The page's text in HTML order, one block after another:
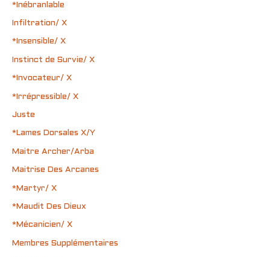
*Inébranlable
Infiltration/ X
*Insensible/ X
Instinct de Survie/ X
*Invocateur/ X
*Irrépressible/ X
Juste
*Lames Dorsales X/Y
Maitre Archer/Arba
Maitrise Des Arcanes
*Martyr/ X
*Maudit Des Dieux
*Mécanicien/ X
Membres Supplémentaires